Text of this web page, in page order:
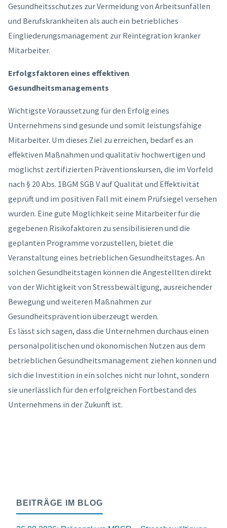
Gesundheitsschutzes zur Vermeidung von Arbeitsunfällen
und Berufskrankheiten als auch ein betriebliches
Eingliederungsmanagement zur Reintegration kranker
Mitarbeiter.
Erfolgsfaktoren eines effektiven
Gesundheitsmanagements
Wichtigste Voraussetzung für den Erfolg eines
Unternehmens sind gesunde und somit leistungsfähige
Mitarbeiter. Um dieses Ziel zu erreichen, bedarf es an
effektiven Maßnahmen und qualitativ hochwertigen und
möglichst zertifizierten Präventionskursen, die im Vorfeld
nach § 20 Abs. 1BGM SGB V auf Qualität und Effektivität
geprüft und im positiven Fall mit einem Prüfsiegel versehen
wurden. Eine gute Möglichkeit seine Mitarbeiter für die
gegebenen Risikofaktoren zu sensibilisieren und die
geplanten Programme vorzustellen, bietet die
Veranstaltung eines betrieblichen Gesundheitstages. An
solchen Gesundheitstagen können die Angestellten direkt
von der Wichtigkeit von Stressbewältigung, ausreichender
Bewegung und weiteren Maßnahmen zur
Gesundheitsprävention überzeugt werden.
Es lässt sich sagen, dass die Unternehmen durchaus einen
personalpolitischen und ökonomischen Nutzen aus dem
betrieblichen Gesundheitsmanagement ziehen können und
sich die Investition in ein solches nicht nur lohnt, sondern
sie unerlässlich für den erfolgreichen Fortbestand des
Unternehmens in der Zukunft ist.
BEITRÄGE IM BLOG